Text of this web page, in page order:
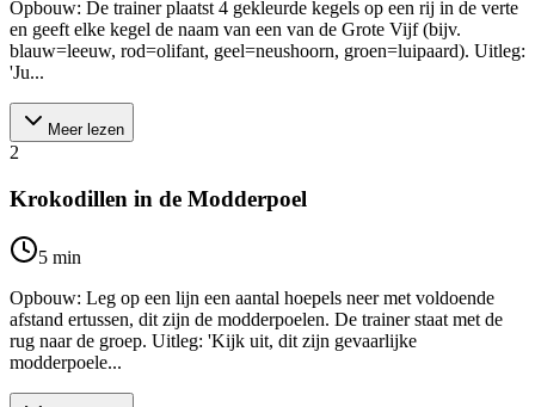
Opbouw: De trainer plaatst 4 gekleurde kegels op een rij in de verte
en geeft elke kegel de naam van een van de Grote Vijf (bijv.
blauw=leeuw, rod=olifant, geel=neushoorn, groen=luipaard). Uitleg:
'Ju...
Meer lezen
2
Krokodillen in de Modderpoel
5 min
Opbouw: Leg op een lijn een aantal hoepels neer met voldoende
afstand ertussen, dit zijn de modderpoelen. De trainer staat met de
rug naar de groep. Uitleg: 'Kijk uit, dit zijn gevaarlijke
modderpoele...